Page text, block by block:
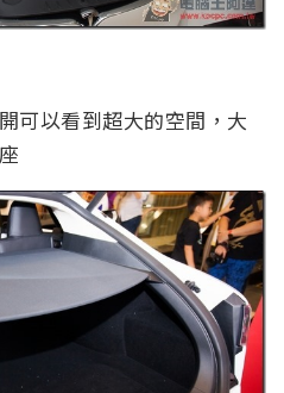
可以看到超大的空間，大